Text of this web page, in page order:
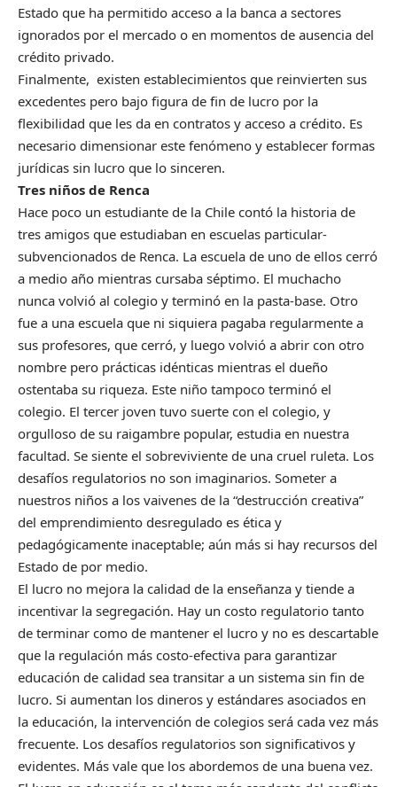
Estado que ha permitido acceso a la banca a sectores
ignorados por el mercado o en momentos de ausencia del
crédito privado.
Finalmente, existen establecimientos que reinvierten sus
excedentes pero bajo figura de fin de lucro por la
flexibilidad que les da en contratos y acceso a crédito. Es
necesario dimensionar este fenómeno y establecer formas
jurídicas sin lucro que lo sinceren.
Tres niños de Renca
Hace poco un estudiante de la Chile contó la historia de
tres amigos que estudiaban en escuelas particular-
subvencionados de Renca. La escuela de uno de ellos cerró
a medio año mientras cursaba séptimo. El muchacho
nunca volvió al colegio y terminó en la pasta-base. Otro
fue a una escuela que ni siquiera pagaba regularmente a
sus profesores, que cerró, y luego volvió a abrir con otro
nombre pero prácticas idénticas mientras el dueño
ostentaba su riqueza. Este niño tampoco terminó el
colegio. El tercer joven tuvo suerte con el colegio, y
orgulloso de su raigambre popular, estudia en nuestra
facultad. Se siente el sobreviviente de una cruel ruleta. Los
desafíos regulatorios no son imaginarios. Someter a
nuestros niños a los vaivenes de la “destrucción creativa”
del emprendimiento desregulado es ética y
pedagógicamente inaceptable; aún más si hay recursos del
Estado de por medio.
El lucro no mejora la calidad de la enseñanza y tiende a
incentivar la segregación. Hay un costo regulatorio tanto
de terminar como de mantener el lucro y no es descartable
que la regulación más costo-efectiva para garantizar
educación de calidad sea transitar a un sistema sin fin de
lucro. Si aumentan los dineros y estándares asociados en
la educación, la intervención de colegios será cada vez más
frecuente. Los desafíos regulatorios son significativos y
evidentes. Más vale que los abordemos de una buena vez.